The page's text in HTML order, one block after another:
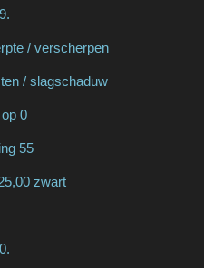
/ verscherpen
/ slagschaduw
0
55
zwart